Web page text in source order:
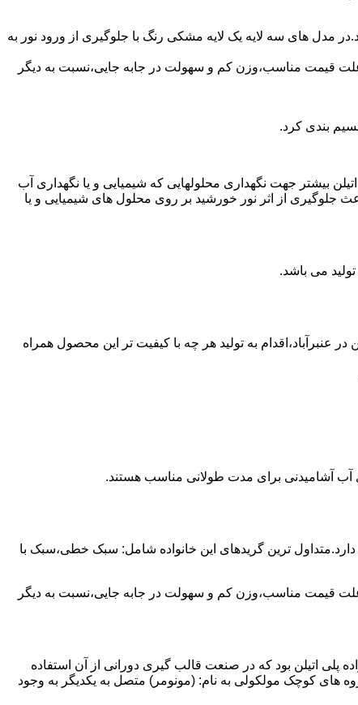
مدل های سه لایه یک لایه مشکی رنگ با جلوگیری از ورود نور به
قیمت مناسب،وزن کم و سهولت در جابه جایی،نسبت به دیگر
بندی کرد.
بیشتر جهت نگهداری محلولهایی که شیمیایی و یا نگهداری آب
جلوگیری از اثر نور خورشید بر روی محلول های شیمیایی و یا
پلی اتیلن در عنبرآباد،اقدام به تولید هر چه با کیفیت تر این محصول همراه
آب آشامیدنی برای مدت طولانی مناسب هستند.
استفاده می شود و مقدار 85 درصد بازار این صنعت را در اختیار دارد.متداول ترین گریدهای این خانواده شامل: سبک خطی،سبک با
قیمت مناسب،وزن کم و سهولت در جابه جایی،نسبت به دیگر
اتیلن سبک نخستین عضو خانواده پلی اتیلن بود که در صنعت قالب گیری دورانی از آن استفاده
های کوچک مولکولی به نام: (مونومر) متصل به یکدیگر به وجود